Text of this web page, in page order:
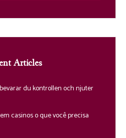
Articles
du kontrollen och njuter
casinos o que você precisa